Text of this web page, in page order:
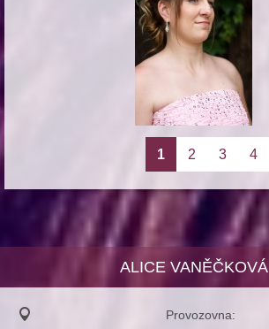
1 2 3 4
ALICE VANĚČKOVÁ
Provozovna: